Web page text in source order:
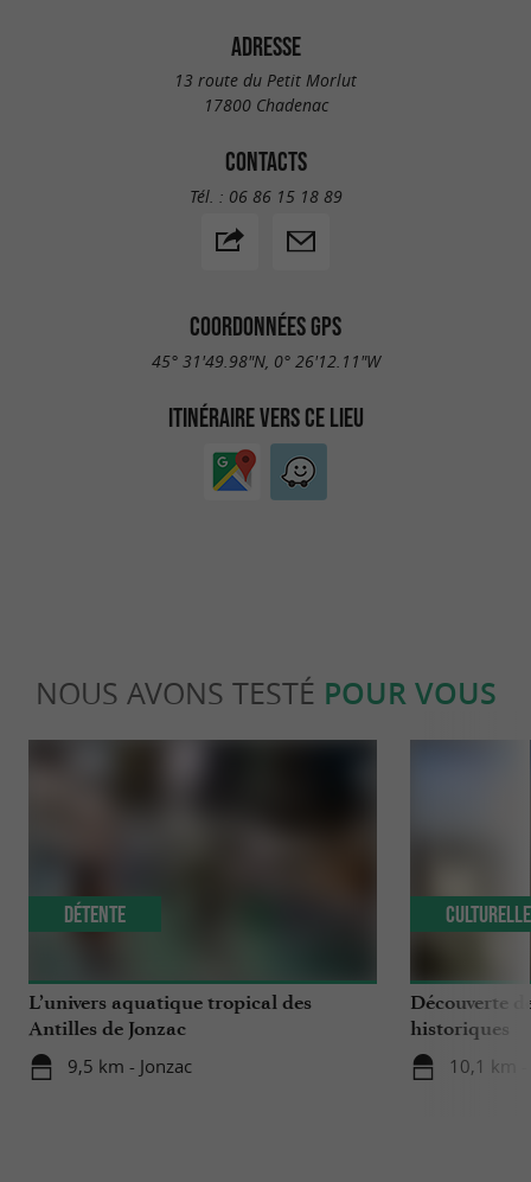
ADRESSE
13 route du Petit Morlut
17800 Chadenac
CONTACTS
Tél. : 06 86 15 18 89
COORDONNÉES GPS
45° 31'49.98"N, 0° 26'12.11"W
ITINÉRAIRE VERS CE LIEU
NOUS AVONS TESTÉ POUR VOUS
L’univers aquatique tropical des
Antilles de Jonzac
9,5 km - Jonzac
Détente
Découverte
historiques
10,1 km -
Culturelle